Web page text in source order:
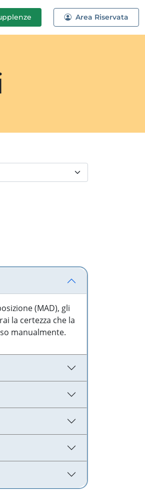
Area Riservata
(MAD), gli
la certezza che la
manualmente.